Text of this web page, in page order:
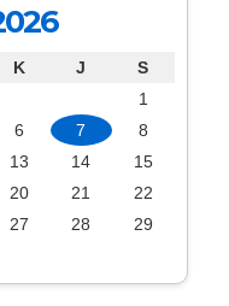
K J
S
1
6 7
8
13 14
15
20 21
22
27 28
29